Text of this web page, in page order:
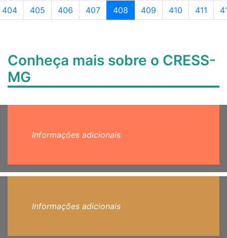
Page navigation
Página
404 Página
405 Página
406 Página
407 Página atual
408 Página
409 Página
410 Página
411
Conheça mais sobre o CRESS-
MG
Informações adicionais
Informações adicionais